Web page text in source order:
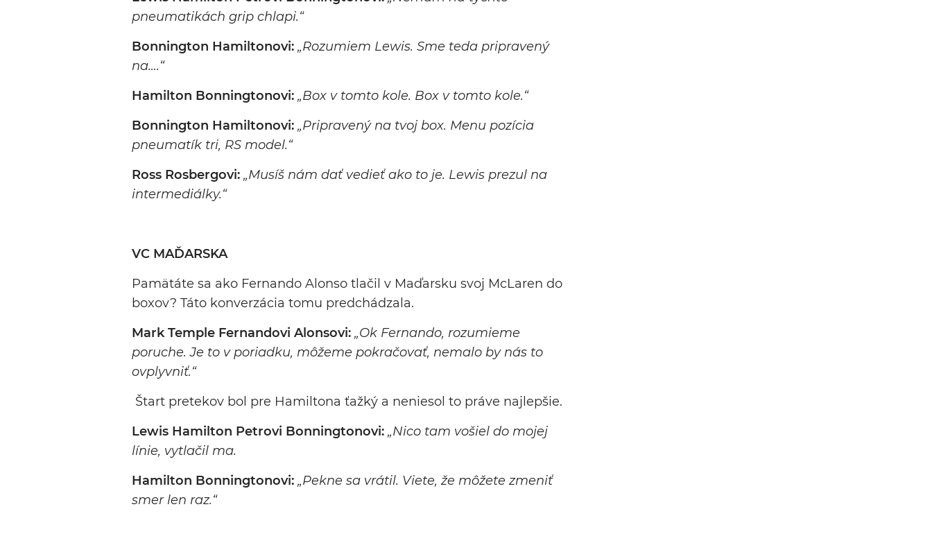
pneumatikách grip chlapi.“
Bonnington Hamiltonovi: „Rozumiem Lewis. Sme teda pripravený
na….“
Hamilton Bonningtonovi: „Box v tomto kole. Box v tomto kole.“
Bonnington Hamiltonovi: „Pripravený na tvoj box. Menu pozícia
pneumatík tri, RS model.“
Ross Rosbergovi: „Musíš nám dať vedieť ako to je. Lewis prezul na
intermediálky.“
VC MAĎARSKA
Pamätáte sa ako Fernando Alonso tlačil v Maďarsku svoj McLaren do
boxov? Táto konverzácia tomu predchádzala.
Mark Temple Fernandovi Alonsovi: „Ok Fernando, rozumieme
poruche. Je to v poriadku, môžeme pokračovať, nemalo by nás to
ovplyvniť.“
Štart pretekov bol pre Hamiltona ťažký a neniesol to práve najlepšie.
Lewis Hamilton Petrovi Bonningtonovi: „Nico tam vošiel do mojej
línie, vytlačil ma.
Hamilton Bonningtonovi: „Pekne sa vrátil. Viete, že môžete zmeniť
smer len raz.“